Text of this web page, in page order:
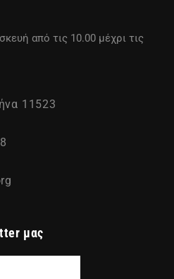
από τις 10.00 μέχρι τις
11523
μας